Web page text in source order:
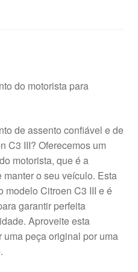
do motorista para
de assento confiável e de
C3 III? Oferecemos um
motorista, que é a
o seu veículo. Esta
modelo Citroen C3 III e é
garantir perfeita
Aproveite esta
peça original por uma